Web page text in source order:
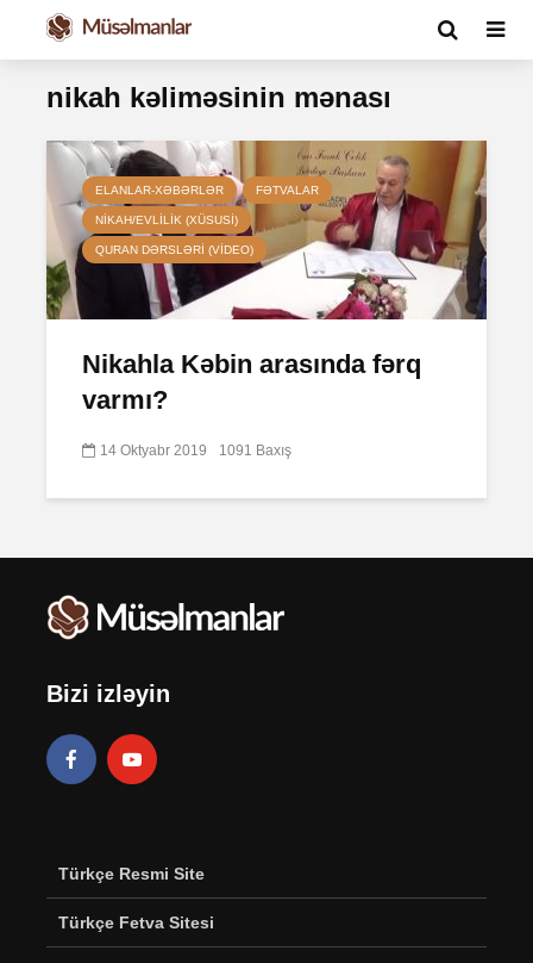
nikah kəliməsinin mənası
ELANLAR-XƏBƏRLƏR FƏTVALAR
NIKAH/EVLILIK (XÜSUSI)
QURAN DƏRSLƏRI (VIDEO)
Nikahla Kəbin arasında fərq
varmı?
14 Oktyabr 2019 1091 Baxış
Bizi izləyin
Türkçe Resmi Site
Türkçe Fetva Sitesi